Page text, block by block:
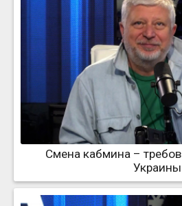
Смена кабмина –
Украины